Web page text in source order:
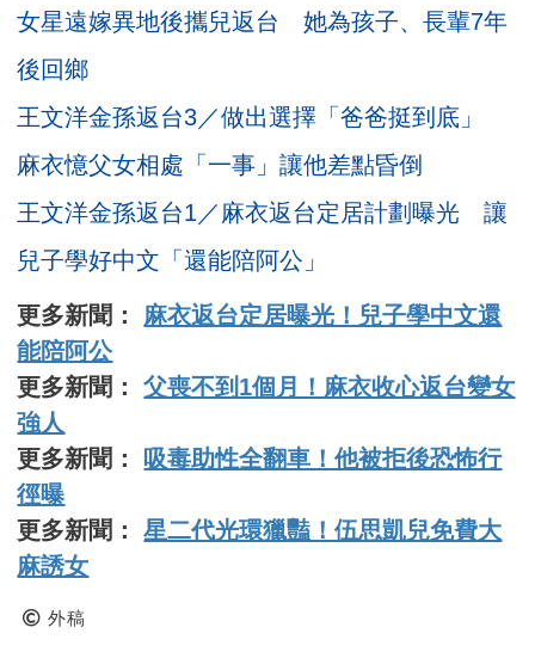
女星遠嫁異地後攜兒返台 她為孩子、長輩7年
後回鄉
王文洋金孫返台3／做出選擇「爸爸挺到底」
麻衣憶父女相處「一事」讓他差點昏倒
王文洋金孫返台1／麻衣返台定居計劃曝光 讓
兒子學好中文「還能陪阿公」
更多新聞： 麻衣返台定居曝光！兒子學中文還
能陪阿公
更多新聞：父喪不到1個月！麻衣收心返台變女
強人
更多新聞：
吸毒助性全翻車！他被拒後恐怖行
徑曝
更多新聞：星二代光環獵豔！伍思凱兒免費大
麻誘女
外稿